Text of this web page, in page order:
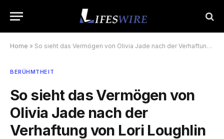
Home » So sieht das Vermögen von Olivia Jade nach der Verhaftung von Lori Loughlin aus
BERÜHMTHEIT
So sieht das Vermögen von
Olivia Jade nach der
Verhaftung von Lori Loughlin